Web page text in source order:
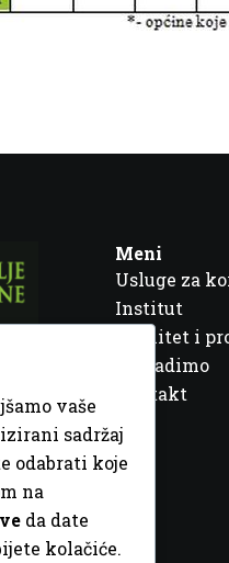
Meni
Usluge za
Institut
Kvalitet i
Šta radimo
Kontakt
vaše
sadržaj
odabrati koje
na
da date
kolačiće.